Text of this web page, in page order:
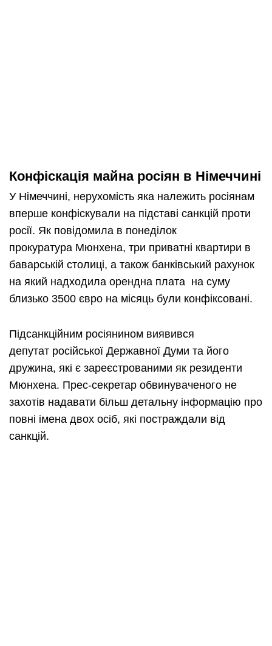
Конфіскація майна росіян в Німеччині
У Німеччині, нерухомість яка належить росіянам
вперше конфіскували на підставі санкцій проти
росії. Як повідомила в понеділок
прокуратура Мюнхена, три приватні квартири в
баварській столиці, а також банківський рахунок
на який надходила орендна плата на суму
близько 3500 євро на місяць були конфіксовані.
Підсанкційним росіянином виявився
депутат російської Державної Думи та його
дружина, які є зареєстрованими як резиденти
Мюнхена. Прес-секретар обвинуваченого не
захотів надавати більш детальну інформацію про
повні імена двох осіб, які постраждали від
санкцій.